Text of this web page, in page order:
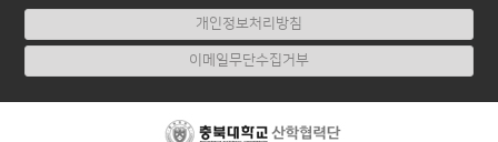
개인정보처리방침
이메일무단수집거부